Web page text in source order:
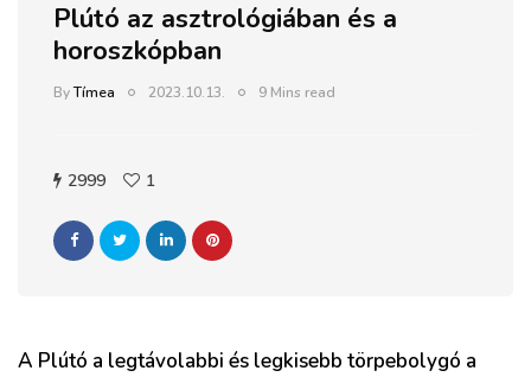
Plútó az asztrológiában és a
horoszkópban
ByTímea 2023.10.13. 9 Mins read
2999 1
A Plútó a legtávolabbi és legkisebb törpebolygó a